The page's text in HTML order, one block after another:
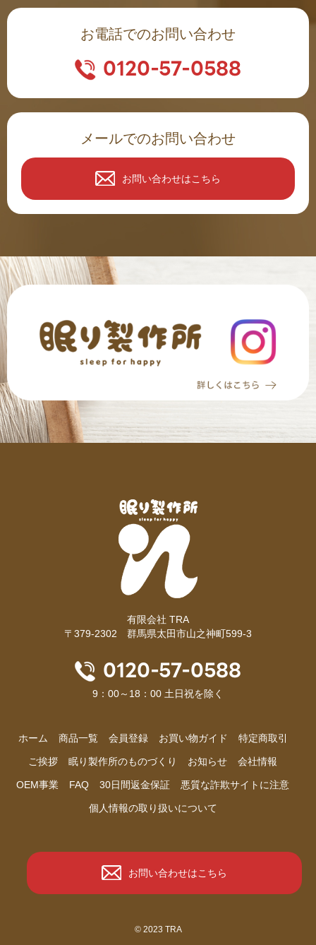
お電話でのお問い合わせ
0120-57-0588
メールでのお問い合わせ
お問い合わせはこちら
有限会社 TRA
〒379-2302 群馬県太田市山之神町599-3
0120-57-0588
9：00～18：00 土日祝を除く
ホーム 商品⼀覧 会員登録 お買い物ガイド 特定商取引
ご挨拶 眠り製作所のものづくり お知らせ 会社情報
OEM事業 FAQ 30日間返金保証 悪質な詐欺サイトに注意
個人情報の取り扱いについて
お問い合わせはこちら
© 2023 TRA